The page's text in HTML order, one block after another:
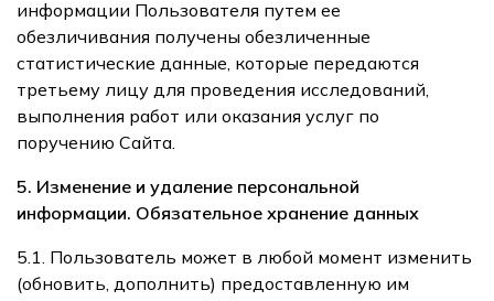
информации Пользователя путем ее
обезличивания получены обезличенные
статистические данные, которые передаются
третьему лицу для проведения исследований,
выполнения работ или оказания услуг по
поручению Сайта.
5. Изменение и удаление персональной
информации. Обязательное хранение данных
5.1. Пользователь может в любой момент изменить
(обновить, дополнить) предоставленную им